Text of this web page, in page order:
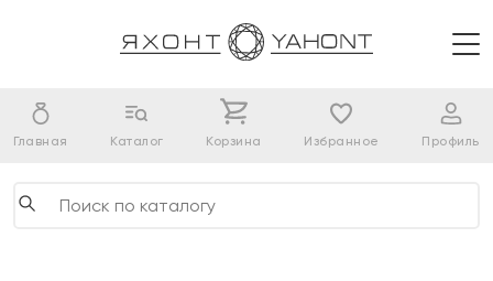
Главная Каталог Корзина Избранное Профиль